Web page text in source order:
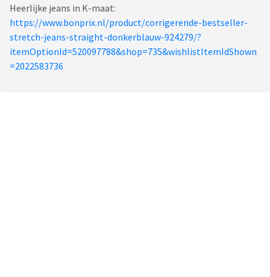
Heerlijke jeans in K-maat:
https://www.bonprix.nl/product/corrigerende-bestseller-
stretch-jeans-straight-donkerblauw-924279/?
itemOptionId=520097788&shop=735&wishlistItemIdShown
=2022583736